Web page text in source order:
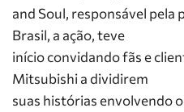
and Soul, responsável pela
Brasil, a ação, teve
início convidando fãs e
Mitsubishi a dividirem
suas histórias envolvendo